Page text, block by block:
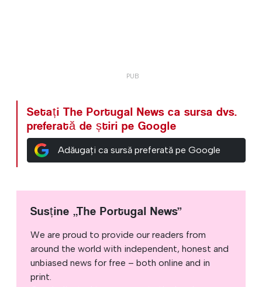
Setați The Portugal News ca sursa dvs.
preferată de știri pe Google
Adăugați ca sursă preferată pe Google
Susține „The Portugal News”
We are proud to provide our readers from
around the world with independent, honest and
unbiased news for free – both online and in
print.